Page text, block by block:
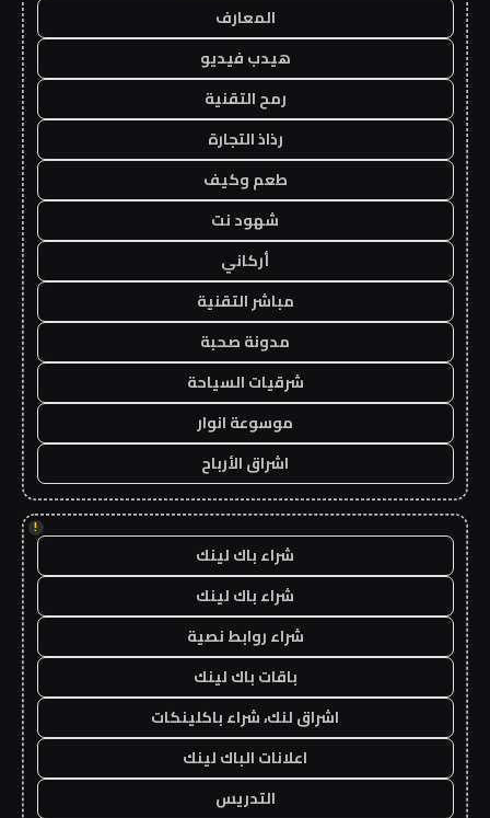
المعارف
هيدب فيديو
رمح التقنية
رذاذ التجارة
طعم وكيف
شهود نت
أركاني
مباشر التقنية
مدونة صحبة
شرقيات السياحة
موسوعة انوار
اشراق الأرباح
!
شراء باك لينك
شراء باك لينك
شراء روابط نصية
باقات باك لينك
اشراق لنك، شراء باكلينكات
اعلانات الباك لينك
التدريس